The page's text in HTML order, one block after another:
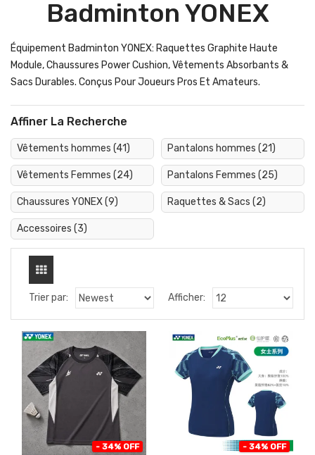
Badminton YONEX
Équipement Badminton YONEX: Raquettes Graphite Haute
Module, Chaussures Power Cushion, Vêtements Absorbants &
Sacs Durables. Conçus Pour Joueurs Pros Et Amateurs.
Affiner La Recherche
Vêtements hommes (41) Pantalons hommes (21)
Vêtements Femmes (24) Pantalons Femmes (25)
Chaussures YONEX (9) Raquettes & Sacs (2)
Accessoires (3)
Trier par: Afficher:
- 34% OFF - 34% OFF